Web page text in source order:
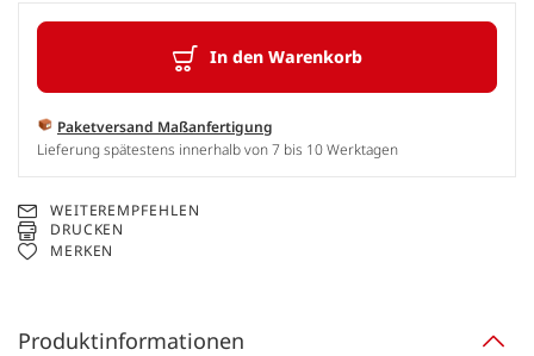
In den Warenkorb
Paketversand Maßanfertigung
Lieferung spätestens innerhalb von 7 bis 10 Werktagen
WEITEREMPFEHLEN
DRUCKEN
MERKEN
Produktinformationen